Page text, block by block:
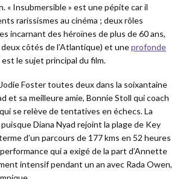
« Insubmersible » est une pépite car il
rarissismes au cinéma ; deux rôles
incarnant des héroïnes de plus de 60 ans,
côtés de l’Atlantique) et uneprofonde
est le sujet principal du film.
Foster toutes deux dans la soixantaine
et sa meilleure amie, Bonnie Stoll qui coach
se relève de tentatives en échecs. La
Diana Nyad rejoint la plage de Key
d’un parcours de 177 kms en 52 heures
qui a exigé de la part d’Annette
intensif pendant un an avec Rada Owen,